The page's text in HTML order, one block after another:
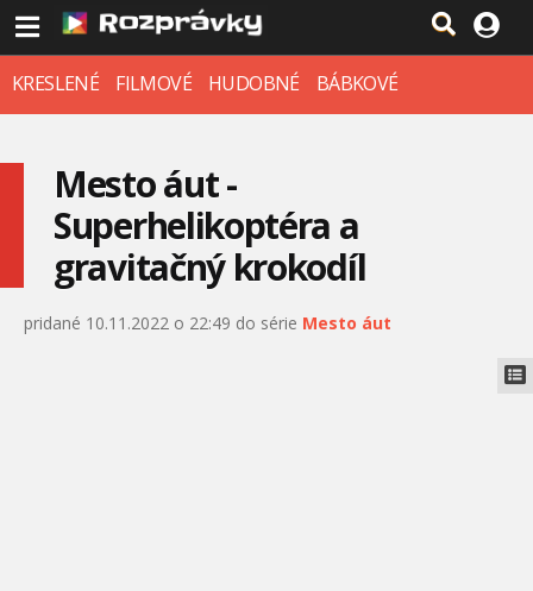
KRESLENÉ FILMOVÉ HUDOBNÉ BÁBKOVÉ
Mesto áut -
Superhelikoptéra a
gravitačný krokodíl
pridané 10.11.2022 o 22:49 do série Mesto áut